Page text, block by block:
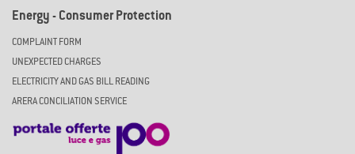
Energy - Consumer Protection
COMPLAINT FORM
UNEXPECTED CHARGES
ELECTRICITY AND GAS BILL READING
ARERA CONCILIATION SERVICE